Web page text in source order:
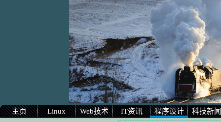
主页 Linux Web技术 IT资讯 程序设计 科技新闻